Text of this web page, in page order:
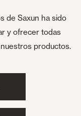
de Saxun ha sido
y ofrecer todas
productos.